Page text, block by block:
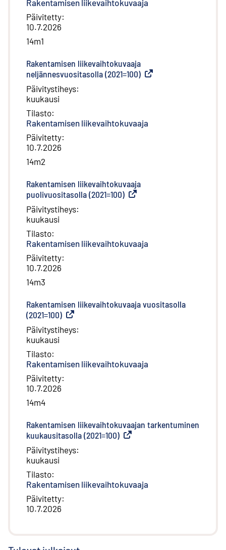
Rakentamisen liikevaihtokuvaaja
Päivitetty:
10.7.2026
14m1
Rakentamisen liikevaihtokuvaaja
neljännesvuositasolla (2021=100) Ulkoinen linkki
Päivitystiheys:
kuukausi
Tilasto:
Rakentamisen liikevaihtokuvaaja
Päivitetty:
10.7.2026
14m2
Rakentamisen liikevaihtokuvaaja
puolivuositasolla (2021=100) Ulkoinen linkki
Päivitystiheys:
kuukausi
Tilasto:
Rakentamisen liikevaihtokuvaaja
Päivitetty:
10.7.2026
14m3
Rakentamisen liikevaihtokuvaaja vuositasolla
(2021=100) Ulkoinen linkki
Päivitystiheys:
kuukausi
Tilasto:
Rakentamisen liikevaihtokuvaaja
Päivitetty:
10.7.2026
14m4
Rakentamisen liikevaihtokuvaajan tarkentuminen
kuukausitasolla (2021=100) Ulkoinen linkki
Päivitystiheys:
kuukausi
Tilasto:
Rakentamisen liikevaihtokuvaaja
Päivitetty:
10.7.2026